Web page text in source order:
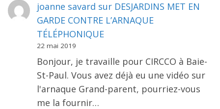
joanne savard sur DESJARDINS MET EN
GARDE CONTRE L’ARNAQUE
TÉLÉPHONIQUE
22 mai 2019
Bonjour, je travaille pour CIRCCO à Baie-
St-Paul. Vous avez déjà eu une vidéo sur
l'arnaque Grand-parent, pourriez-vous
me la fournir…